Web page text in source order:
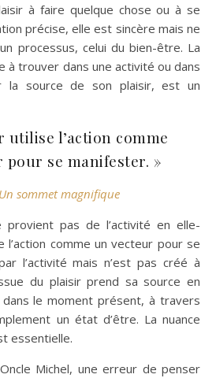
à faire quelque chose ou à se
précise, elle est sincère mais ne
processus, celui du bien-être. La
à trouver dans une activité ou dans
la source de son plaisir, est un
utilise l’action comme
pour se manifester. »
Un sommet magnifique
pas de l’activité en elle-
l’action comme un vecteur pour se
l’activité mais n’est pas créé à
du plaisir prend sa source en
le moment présent, à travers
un état d’être. La nuance
essentielle.
Michel, une erreur de penser